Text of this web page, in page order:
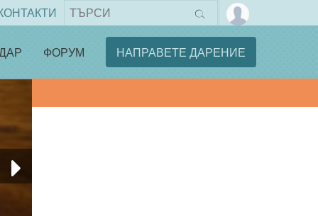
ФОРУМ НАПРАВЕТЕ ДАРЕНИЕ